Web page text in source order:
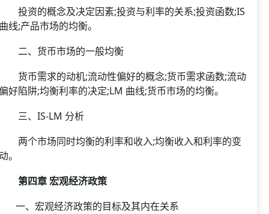
资的概念及决定因素;投资与利率的关系;投资函数;IS
线;产品市场的均衡。
、货币市场的一般均衡
币需求的动机;流动性偏好的概念;货币需求函数;流动
好陷阱;均衡利率的决定;LM 曲线;货币市场的均衡。
、IS-LM 分析
个市场同时均衡的利率和收入;均衡收入和利率的变
。
第四章 宏观经济政策
、宏观经济政策的目标及其内在关系